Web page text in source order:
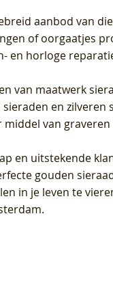
aanbod van
of oorgaatjes
horloge
van maatwerk
en zilveren
middel van graveren
en uitstekende
gouden
in je leven te